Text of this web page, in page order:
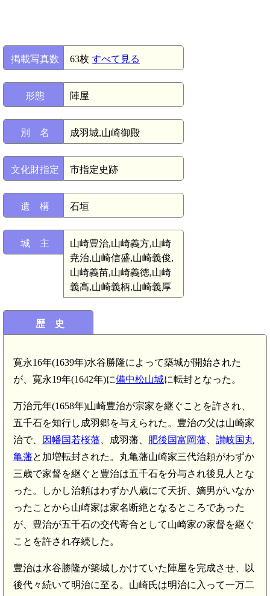
掲載写真数 63枚 すべて見る
形態 陣屋
別 名 成羽城,山崎御殿
文化財指定 市指定史跡
遺 構 石垣
城 主
山崎豊治,山崎義方,山崎
尭治,山崎信盛,山崎義俊,
山崎義苗,山崎義徳,山崎
義高,山崎義柄,山崎義厚
歴 史
寛永16年(1639年)水谷勝隆によって築城が開始された
が、寛永19年(1642年)に備中松山城に転封となった。
万治元年(1658年)山崎豊治が宗家を継ぐことを許され、
五千石を知行し成羽郷を与えられた。豊治の父は山崎家
治で、
因幡国若桜藩 、成羽藩、 肥後国富岡藩
讃岐国丸
亀藩と加増転封された。丸亀藩山崎家三代治頼がわずか
三歳で家督を継ぐと豊治は五千石を分与され後見人とな
った。しかし治頼はわずか八歳にて夭折、嫡男がいなか
ったことから山崎家は家名断絶となるところであった
が、豊治が五千石の交代寄合として山崎家の家督を継ぐ
ことを許され存続した。
豊治は水谷勝隆が築城しかけていた陣屋を完成させ、以
後代々続いて明治に至る。山崎氏は明治に入って一万二